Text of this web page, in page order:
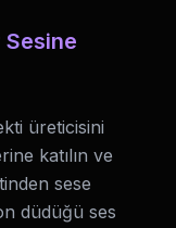
üreticisini
katılın ve
sese
düdüğü ses